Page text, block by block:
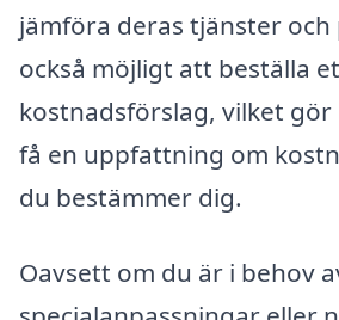
jämföra deras tjänster och
också möjligt att beställa
kostnadsförslag, vilket
få en uppfattning om
du bestämmer dig.
Oavsett om du är i behov